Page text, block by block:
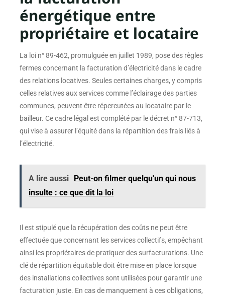
énergétique entre
propriétaire et locataire
La loi n° 89-462, promulguée en juillet 1989, pose des règles
fermes concernant la facturation d’électricité dans le cadre
des relations locatives. Seules certaines charges, y compris
celles relatives aux services comme l’éclairage des parties
communes, peuvent être répercutées au locataire par le
bailleur. Ce cadre légal est complété par le décret n° 87-713,
qui vise à assurer l’équité dans la répartition des frais liés à
l’électricité.
A lire aussi
Peut-on filmer quelqu'un qui nous
insulte : ce que dit la loi
Il est stipulé que la récupération des coûts ne peut être
effectuée que concernant les services collectifs, empêchant
ainsi les propriétaires de pratiquer des surfacturations. Une
clé de répartition équitable doit être mise en place lorsque
des installations collectives sont utilisées pour garantir une
facturation juste. En cas de manquement à ces obligations,